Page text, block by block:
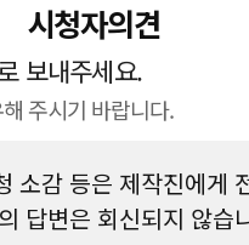
시청자의견
보내주세요.
주시기 바랍니다.
소감 등은 제작진에게
답변은 회신되지 않습